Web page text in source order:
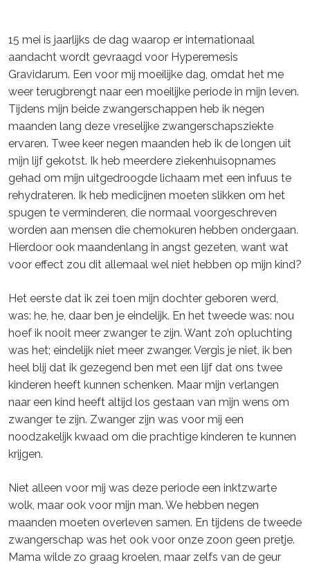
15 mei is jaarlijks de dag waarop er internationaal
aandacht wordt gevraagd voor Hyperemesis
Gravidarum. Een voor mij moeilijke dag, omdat het me
weer terugbrengt naar een moeilijke periode in mijn leven.
Tijdens mijn beide zwangerschappen heb ik negen
maanden lang deze vreselijke zwangerschapsziekte
ervaren. Twee keer negen maanden heb ik de longen uit
mijn lijf gekotst. Ik heb meerdere ziekenhuisopnames
gehad om mijn uitgedroogde lichaam met een infuus te
rehydrateren. Ik heb medicijnen moeten slikken om het
spugen te verminderen, die normaal voorgeschreven
worden aan mensen die chemokuren hebben ondergaan.
Hierdoor ook maandenlang in angst gezeten, want wat
voor effect zou dit allemaal wel niet hebben op mijn kind?
Het eerste dat ik zei toen mijn dochter geboren werd,
was: he, he, daar ben je eindelijk. En het tweede was: nou
hoef ik nooit meer zwanger te zijn. Want zo’n opluchting
was het; eindelijk niet meer zwanger. Vergis je niet, ik ben
heel blij dat ik gezegend ben met een lijf dat ons twee
kinderen heeft kunnen schenken. Maar mijn verlangen
naar een kind heeft altijd los gestaan van mijn wens om
zwanger te zijn. Zwanger zijn was voor mij een
noodzakelijk kwaad om die prachtige kinderen te kunnen
krijgen.
Niet alleen voor mij was deze periode een inktzwarte
wolk, maar ook voor mijn man. We hebben negen
maanden moeten overleven samen. En tijdens de tweede
zwangerschap was het ook voor onze zoon geen pretje.
Mama wilde zo graag kroelen, maar zelfs van de geur